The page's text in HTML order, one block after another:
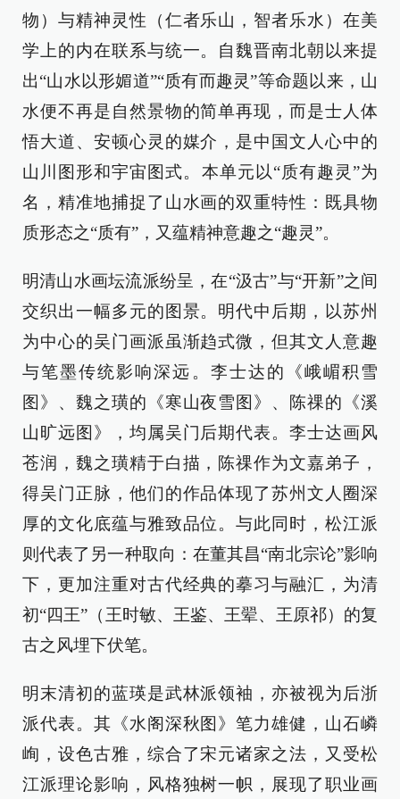
物）与精神灵性（仁者乐山，智者乐水）在美
学上的内在联系与统一。自魏晋南北朝以来提
出“山水以形媚道”“质有而趣灵”等命题以来，山
水便不再是自然景物的简单再现，而是士人体
悟大道、安顿心灵的媒介，是中国文人心中的
山川图形和宇宙图式。本单元以“质有趣灵”为
名，精准地捕捉了山水画的双重特性：既具物
质形态之“质有”，又蕴精神意趣之“趣灵”。
明清山水画坛流派纷呈，在“汲古”与“开新”之间
交织出一幅多元的图景。明代中后期，以苏州
为中心的吴门画派虽渐趋式微，但其文人意趣
与笔墨传统影响深远。李士达的《峨嵋积雪
图》、魏之璜的《寒山夜雪图》、陈祼的《溪
山旷远图》，均属吴门后期代表。李士达画风
苍润，魏之璜精于白描，陈祼作为文嘉弟子，
得吴门正脉，他们的作品体现了苏州文人圈深
厚的文化底蕴与雅致品位。与此同时，松江派
则代表了另一种取向：在董其昌“南北宗论”影响
下，更加注重对古代经典的摹习与融汇，为清
初“四王”（王时敏、王鉴、王翚、王原祁）的复
古之风埋下伏笔。
明末清初的蓝瑛是武林派领袖，亦被视为后浙
派代表。其《水阁深秋图》笔力雄健，山石嶙
峋，设色古雅，综合了宋元诸家之法，又受松
江派理论影响，风格独树一帜，展现了职业画